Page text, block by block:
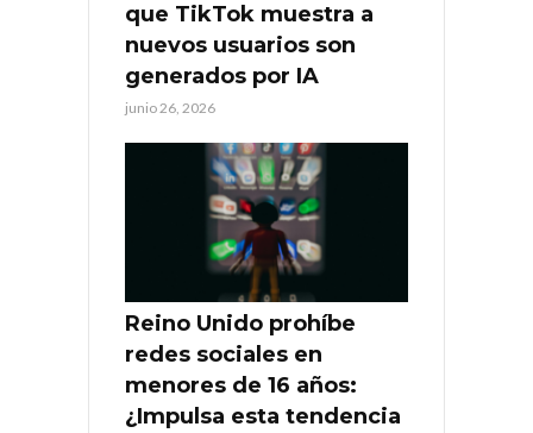
que TikTok muestra a
nuevos usuarios son
generados por IA
junio 26, 2026
Reino Unido prohíbe
redes sociales en
menores de 16 años:
¿Impulsa esta tendencia